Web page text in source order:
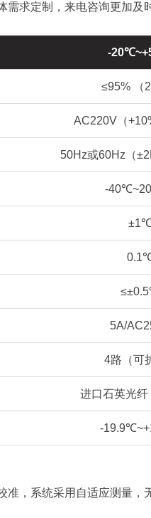
需求定制，来电咨询更加及
-
≤95% （
AC220V（
50Hz或60Hz（
-
5A/
4路（可
进口石英光纤
-
，系统采用自适应测量，